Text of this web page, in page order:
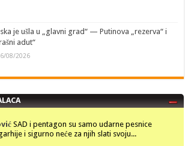
je ušla u „glavni grad“ — Putinova „rezerva“ i
adut“
08/2026
SAD i pentagon su samo udarne pesnice
i sigurno neće za njih slati svoju...